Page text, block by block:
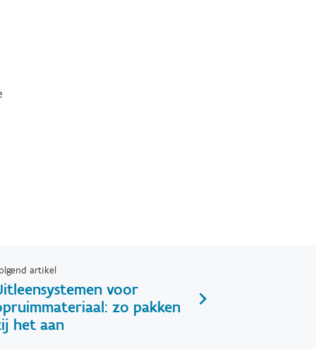
artikel
voor
zo pakken
het aan